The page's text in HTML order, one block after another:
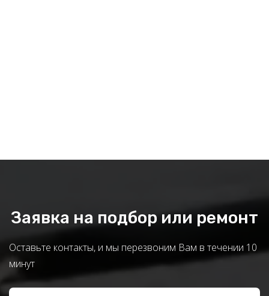
Заявка на подбор или ремонт
Оставьте контакты, и мы перезвоним Вам в течении 10
минут